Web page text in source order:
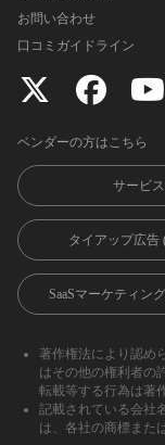
お問い合わせ
口コミガイドライン
ベンダーの方はこちら
サービ
タイアップ広告
SaaSマーケティン
著作権法により認め
はその他の権利者の
転載等する行為は著
記載されている会社
は、各社の商標また